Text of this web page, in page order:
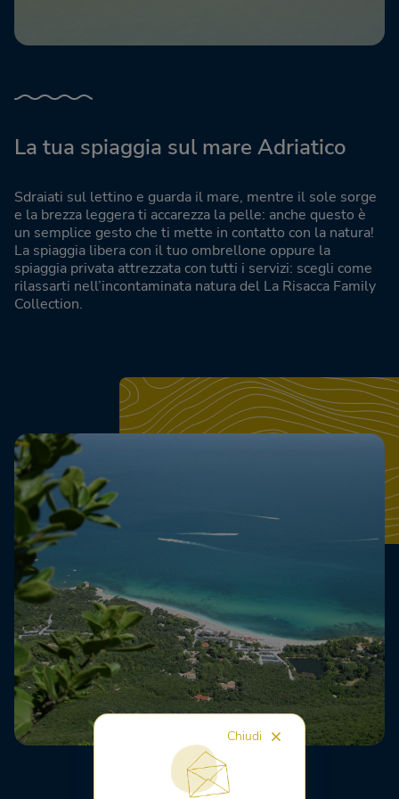
La tua spiaggia sul mare Adriatico
Sdraiati sul lettino e guarda il mare, mentre il sole sorge
e la brezza leggera ti accarezza la pelle: anche questo è
un semplice gesto che ti mette in contatto con la natura!
La spiaggia libera con il tuo ombrellone oppure la
spiaggia privata attrezzata con tutti i servizi: scegli come
rilassarti nell’incontaminata natura del La Risacca Family
Collection.
Chiudi